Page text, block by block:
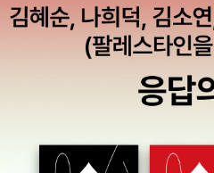
열심히 마일리지를 모아서 질러보고
싶어할 만한 그림책이다,,그리고 찜
그림책이책은 보자 마자 구입하고
조금 기다렸다 질러야지,,짝궁이야
한두권씩 질러주어야지,,,,,아자아자